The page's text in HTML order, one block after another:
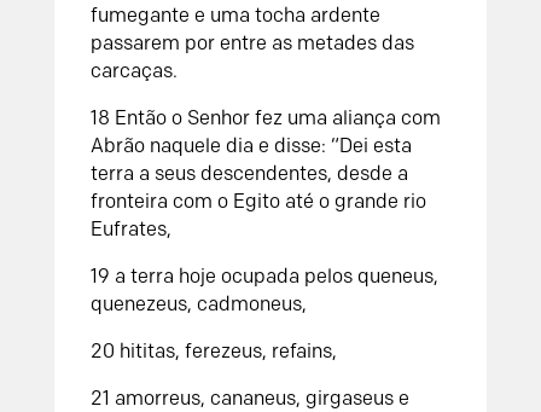
fumegante e uma tocha ardente
passarem por entre as metades das
carcaças.
18 Então o Senhorfez uma aliança com
Abrão naquele dia e disse: “Dei esta
terra a seus descendentes, desde a
fronteira com o Egito até o grande rio
Eufrates,
19 a terra hoje ocupada pelos queneus,
quenezeus, cadmoneus,
20 hititas, ferezeus, refains,
21 amorreus, cananeus, girgaseus e